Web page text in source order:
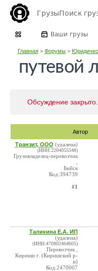
ГрузыПоиск
Ваши грузы
Главная> Форумы>
путевой
Обсуждение закрыто.
Автор
Транзит, ООО (удалена)
(ИНН:2204055548)
Грузовладелец-перевозчик
Бийск
Код:394739
#1
Таликина Е.А. ИП
(удалена)
(ИНН:470802464605)
Перевозчик ,
Кириши г. (Киришский р-
н)
Код:2470007